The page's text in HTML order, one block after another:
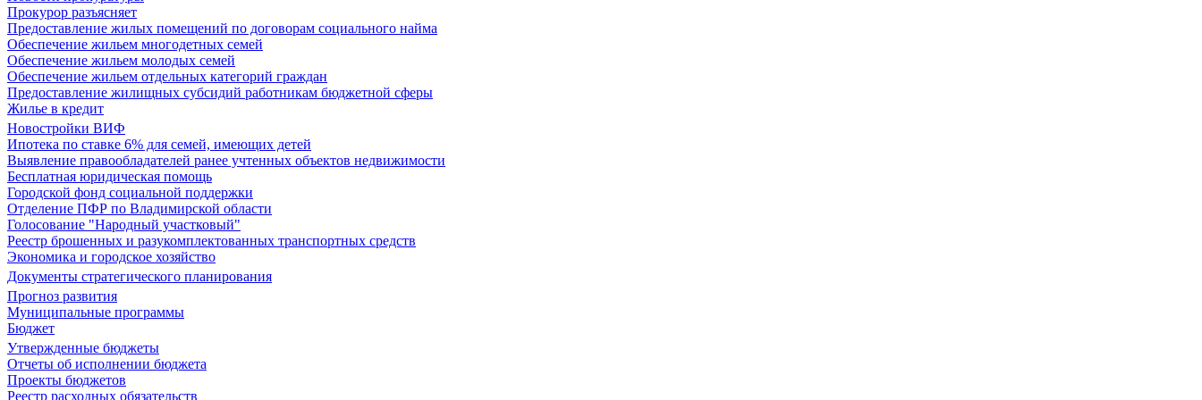
Прокурор разъясняет
Предоставление жилых помещений по договорам социального найма
Обеспечение жильем многодетных семей
Обеспечение жильем молодых семей
Обеспечение жильем отдельных категорий граждан
Предоставление жилищных субсидий работникам бюджетной сферы
Жилье в кредит
Новостройки ВИФ
Ипотека по ставке 6% для семей, имеющих детей
Выявление правообладателей ранее учтенных объектов недвижимости
Бесплатная юридическая помощь
Городской фонд социальной поддержки
Отделение ПФР по Владимирской области
Голосование "Народный участковый"
Реестр брошенных и разукомплектованных транспортных средств
Экономика и городское хозяйство
Документы стратегического планирования
Прогноз развития
Муниципальные программы
Бюджет
Утвержденные бюджеты
Отчеты об исполнении бюджета
Проекты бюджетов
Реестр расходных обязательств